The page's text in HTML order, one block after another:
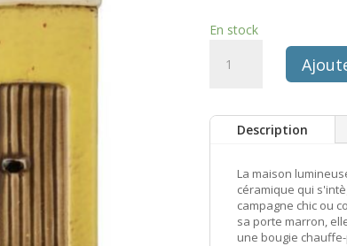
En stock
scandinave
ceramique
Laursen
Description
La maison
céramique qui
campagne chic ou
sa porte marron,
une bougie